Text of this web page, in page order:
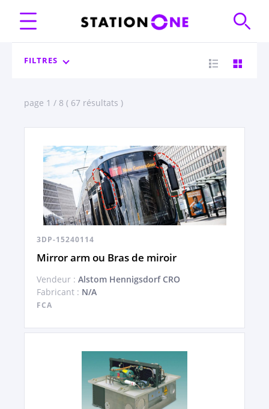
FILTRES
page 1 / 8 ( 67 résultats )
3DP-15240114
Mirror arm ou Bras de miroir
Vendeur : Alstom Hennigsdorf CRO
Fabricant : N/A
FCA